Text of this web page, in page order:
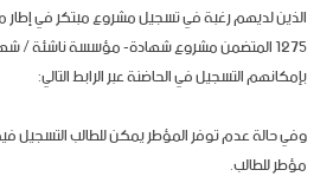
الذين لديهم رغبة في تسجيل مشروع مبتكر في إطار
1275 المتضمن مشروع شهادة- مؤسسة ناشئة /
بإمكانهم التسجيل في الحاضنة عبر الرابط التالي:
وفي حالة عدم توفر المؤطر يمكن للطالب التسجيل
مؤطر للطالب.